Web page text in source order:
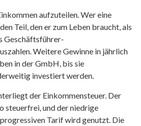
aufzuteilen. Wer eine
Teil, den er zum Leben braucht, als
Geschäftsführer-
Weitere Gewinne in jährlich
in der GmbH, bis sie
investiert werden.
der Einkommensteuer. Der
steuerfrei, und der niedrige
Tarif wird genutzt. Die